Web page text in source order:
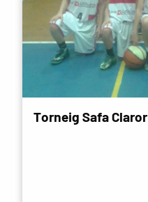
Torneig Safa Claror